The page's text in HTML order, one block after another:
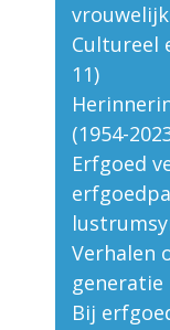
Cultureel
11)
(1954-
Erfgoed
Verhalen
generatie
Bij